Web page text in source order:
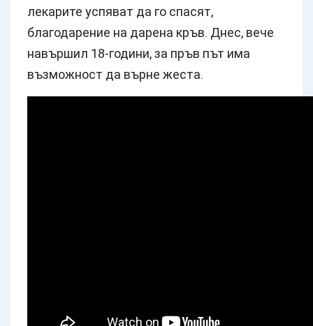
лекарите успяват да го спасят,
благодарение на дарена кръв. Днес, вече
навършил 18-години, за пръв път има
възможност да върне жеста.